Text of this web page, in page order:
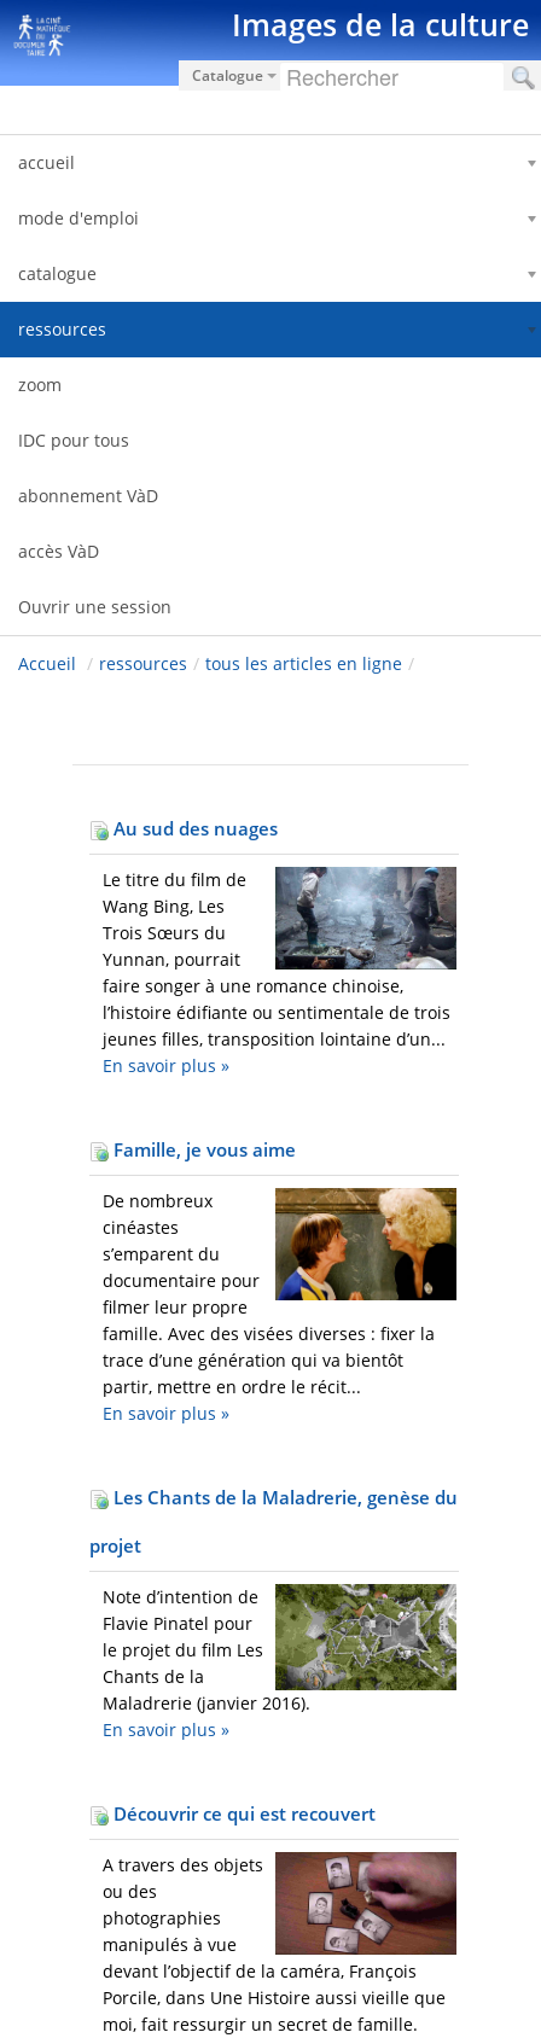
Saut au contenu Images de la culture
Catalogue
accueil
mode d'emploi
catalogue
ressources
zoom
IDC pour tous
abonnement VàD
accès VàD
Ouvrir une session
Accueil / ressources / tous les articles en ligne /
Au sud des nuages
Le titre du film de
Wang Bing, Les
Trois Sœurs du
Yunnan, pourrait
faire songer à une romance chinoise,
l’histoire édifiante ou sentimentale de trois
jeunes filles, transposition lointaine d’un...
En savoir plus »
Famille, je vous aime
De nombreux
cinéastes
s’emparent du
documentaire pour
filmer leur propre
famille. Avec des visées diverses : fixer la
trace d’une génération qui va bientôt
partir, mettre en ordre le récit...
En savoir plus »
Les Chants de la Maladrerie, genèse du
projet
Note d’intention de
Flavie Pinatel pour
le projet du film Les
Chants de la
Maladrerie (janvier 2016).
En savoir plus »
Découvrir ce qui est recouvert
A travers des objets
ou des
photographies
manipulés à vue
devant l’objectif de la caméra, François
Porcile, dans Une Histoire aussi vieille que
moi, fait ressurgir un secret de famille.